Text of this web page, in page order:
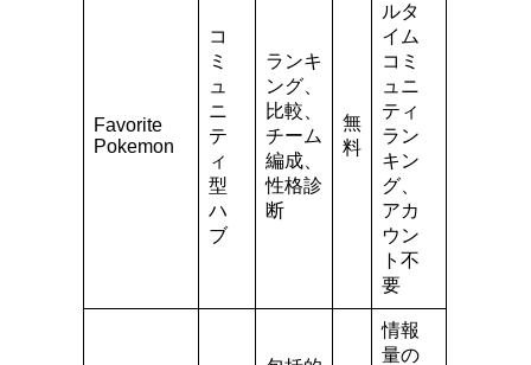
Favorite
Pokemon
コ
ミ
ュ
ニ
テ
ィ
型
ハ
ブ
ランキ
ング、
比較、
チーム
編成、
性格診
断
無
料
ルタ
イム
コミ
ュニ
ティ
ラン
キン
グ、
アカ
ウン
ト不
要
情報
量の